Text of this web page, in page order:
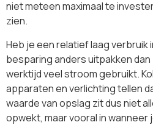
niet meteen maximaal te
zien.
Heb je een relatief laag verbruik
besparing anders uitpakken
werktijd veel stroom gebruikt.
apparaten en verlichting tellen
waarde van opslag zit dus niet
opwekt, maar vooral in wanneer